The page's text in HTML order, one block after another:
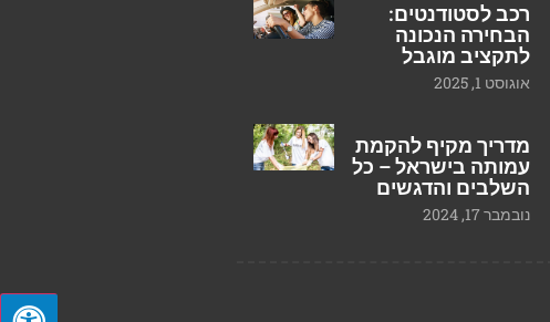
רכב לסטודנטים:
הבחירה הנכונה
לתקציב מוגבל
אוגוסט 1, 2025
מדריך מקיף להקמת
עמותה בישראל – כל
השלבים והדגשים
נובמבר 17, 2024